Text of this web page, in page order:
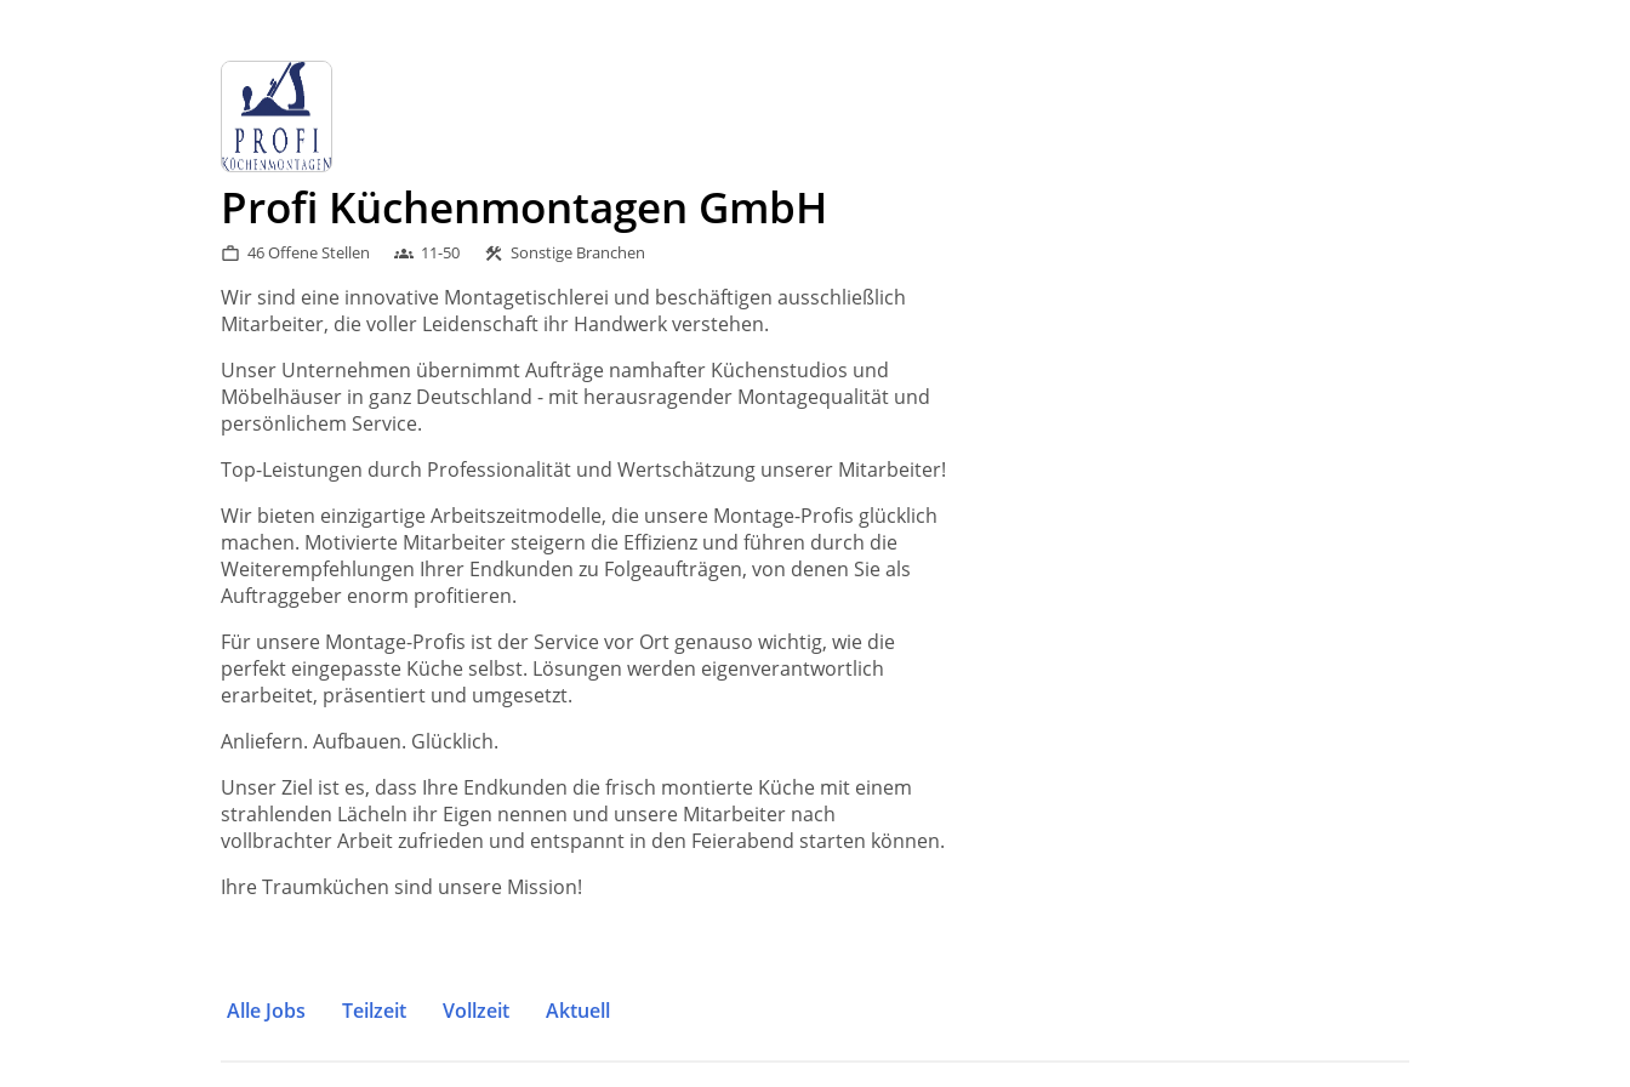
Profi Küchenmontagen GmbH
work_outline 46 Offene Stellen groups 11-50 construction Sonstige Branchen
Wir sind eine innovative Montagetischlerei und beschäftigen ausschließlich
Mitarbeiter, die voller Leidenschaft ihr Handwerk verstehen.
Unser Unternehmen übernimmt Aufträge namhafter Küchenstudios und
Möbelhäuser in ganz Deutschland - mit herausragender Montagequalität und
persönlichem Service.
Top-Leistungen durch Professionalität und Wertschätzung unserer Mitarbeiter!
Wir bieten einzigartige Arbeitszeitmodelle, die unsere Montage-Profis glücklich
machen. Motivierte Mitarbeiter steigern die Effizienz und führen durch die
Weiterempfehlungen Ihrer Endkunden zu Folgeaufträgen, von denen Sie als
Auftraggeber enorm profitieren.
Für unsere Montage-Profis ist der Service vor Ort genauso wichtig, wie die
perfekt eingepasste Küche selbst. Lösungen werden eigenverantwortlich
erarbeitet, präsentiert und umgesetzt.
Anliefern. Aufbauen. Glücklich.
Unser Ziel ist es, dass Ihre Endkunden die frisch montierte Küche mit einem
strahlenden Lächeln ihr Eigen nennen und unsere Mitarbeiter nach
vollbrachter Arbeit zufrieden und entspannt in den Feierabend starten können.
Ihre Traumküchen sind unsere Mission!
Alle Jobs Teilzeit Vollzeit Aktuell